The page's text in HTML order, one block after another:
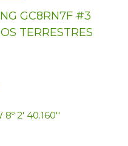
GC8RN7F #3
TERRESTRES
8º 2' 40.160''